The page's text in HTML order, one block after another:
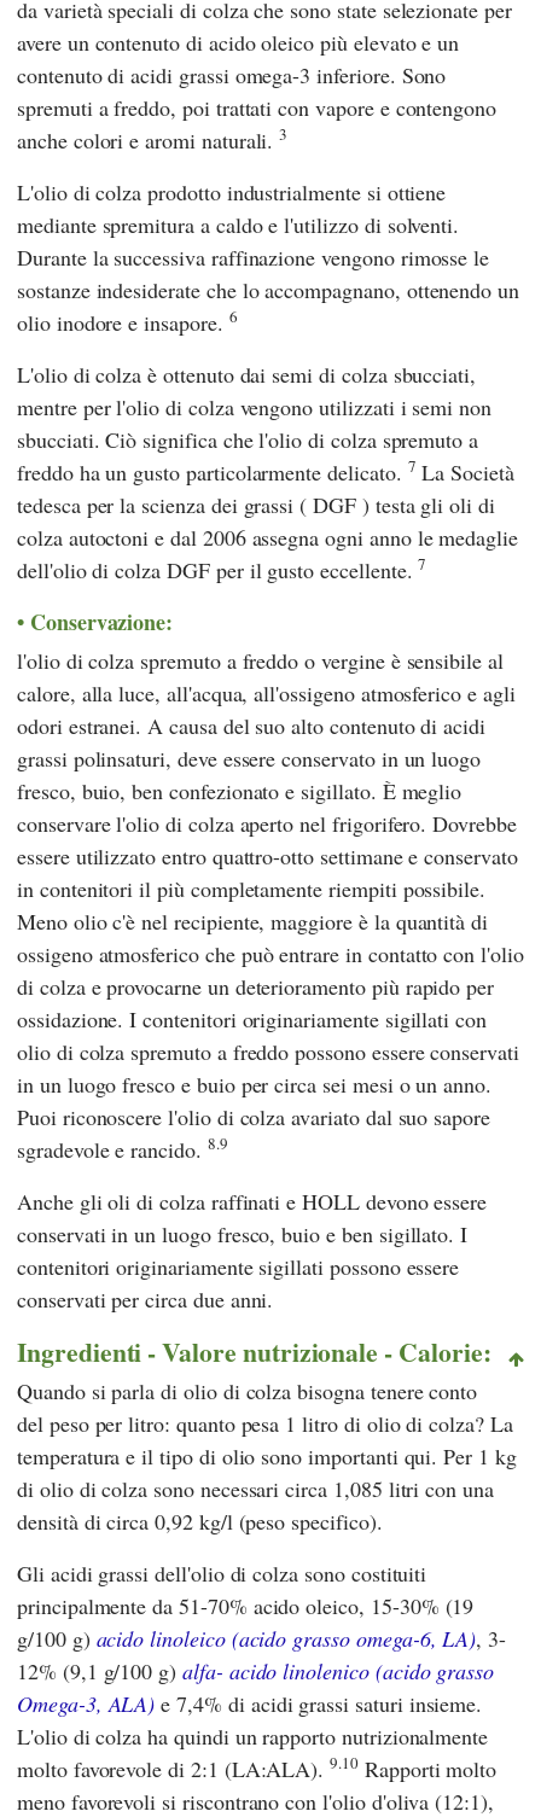
da varietà speciali di colza che sono state selezionate per
avere un contenuto di acido oleico più elevato e un
contenuto di acidi grassi omega-3 inferiore. Sono
spremuti a freddo, poi trattati con vapore e contengono
anche colori e aromi naturali.3
L'olio di colza prodotto industrialmente si ottiene
mediante spremitura a caldo e l'utilizzo di solventi.
Durante la successiva raffinazione vengono rimosse le
sostanze indesiderate che lo accompagnano, ottenendo un
olio inodore e insapore. 6
L'olio di colza è ottenuto dai semi di colza sbucciati,
mentre per l'olio di colza vengono utilizzati i semi non
sbucciati. Ciò significa che l'olio di colza spremuto a
freddo ha un gusto particolarmente delicato. 7 LaSocietà
tedesca per la scienza dei grassi (DGF) testa gli oli di
colza autoctoni e dal 2006 assegna ogni anno le medaglie
dell'olio di colza DGFper il gusto eccellente.7
Conservazione:
l'olio di colza spremuto a freddo o vergine è sensibile al
calore, alla luce, all'acqua, all'ossigeno atmosferico e agli
odori estranei. A causa del suo alto contenuto di acidi
grassi polinsaturi, deve essere conservato in un luogo
fresco, buio, ben confezionato e sigillato. È meglio
conservare l'olio di colza aperto nel frigorifero. Dovrebbe
essere utilizzato entro quattro-otto settimane e conservato
in contenitori il più completamente riempiti possibile.
Meno olio c'è nel recipiente, maggiore è la quantità di
ossigeno atmosferico che può entrare in contatto con l'olio
di colza e provocarne un deterioramento più rapido per
ossidazione. I contenitori originariamente sigillati con
olio di colza spremuto a freddo possono essere conservati
in un luogo fresco e buio per circa sei mesi o un anno.
Puoi riconoscere l'olio di colza avariato dal suo sapore
sgradevole e rancido. 8.9
Anche gli oli di colza raffinati e HOLL devono essere
conservati in un luogo fresco, buio e ben sigillato. I
contenitori originariamente sigillati possono essere
conservati per circa due anni.
Ingredienti - Valore nutrizionale - Calorie:
Quando si parla di olio di colza bisogna tenere conto
del peso per litro: quanto pesa 1 litro di olio di colza? La
temperatura e il tipo di olio sono importanti qui. Per 1 kg
di olio di colza sono necessari circa 1,085 litri con una
densità di circa 0,92 kg/l (peso specifico).
Gli acidi grassi dell'olio di colza sono costituiti
principalmente da 51-70% acido oleico, 15-30% (19
g/100 g) acido linoleico (acido grasso omega-6, LA), 3-
12% (9,1 g/100 g)alfa- acido linolenico (acido grasso
Omega-3, ALA) e 7,4% di acidi grassi saturi insieme.
L'olio di colza ha quindi un rapporto nutrizionalmente
molto favorevole di 2:1 (LA:ALA).9.10Rapporti molto
meno favorevoli si riscontrano con l'olio d'oliva (12:1),